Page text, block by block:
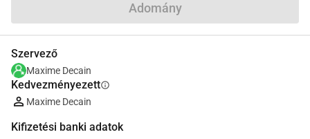
Adomány
Szervező
Maxime Decain
Kedvezményezettinfo
Maxime Decain
Kifizetési banki adatok